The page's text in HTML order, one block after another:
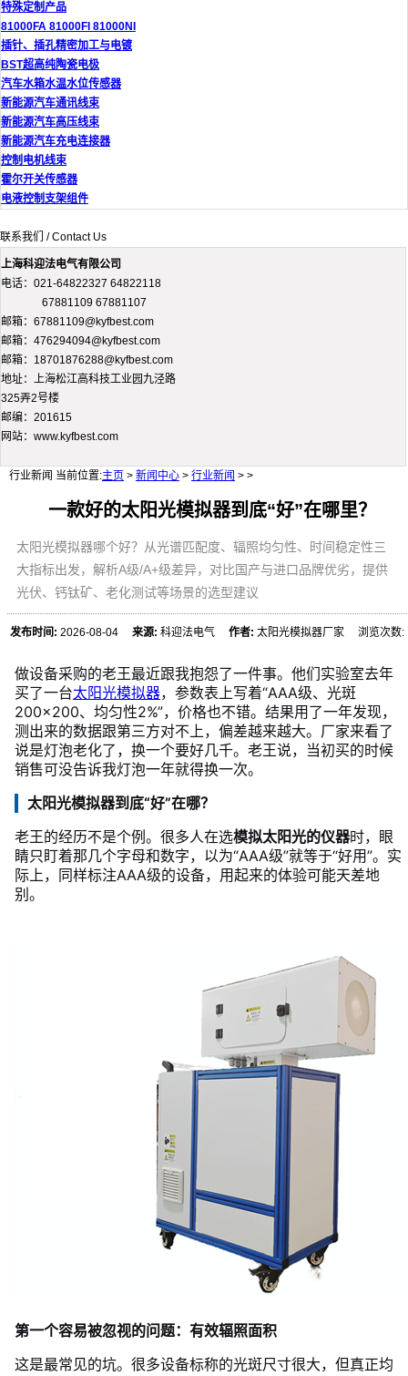
特殊定制产品
81000FA 81000FI 81000NI
插针、插孔精密加工与电镀
BST超高纯陶瓷电极
汽车水箱水温水位传感器
新能源汽车通讯线束
新能源汽车高压线束
新能源汽车充电连接器
控制电机线束
霍尔开关传感器
电液控制支架组件
联系我们 / Contact Us
上海科迎法电气有限公司
电话：021-64822327 64822118
67881109 67881107
邮箱：67881109@kyfbest.com
邮箱：476294094@kyfbest.com
邮箱：18701876288@kyfbest.com
地址：上海松江高科技工业园九泾路
325弄2号楼
邮编：201615
网站：www.kyfbest.com
行业新闻 当前位置:主页 > 新闻中心 > 行业新闻 > >
一款好的太阳光模拟器到底“好”在哪里？
太阳光模拟器哪个好？从光谱匹配度、辐照均匀性、时间稳定性三
大指标出发，解析A级/A+级差异，对比国产与进口品牌优劣，提供
光伏、钙钛矿、老化测试等场景的选型建议
发布时间: 2026-08-04来源: 科迎法电气作者: 太阳光模拟器厂家 浏览次数:
做设备采购的老王最近跟我抱怨了一件事。他们实验室去年
买了一台太阳光模拟器，参数表上写着“AAA级、光斑
200×200、均匀性2%”，价格也不错。结果用了一年发现，
测出来的数据跟第三方对不上，偏差越来越大。厂家来看了
说是灯泡老化了，换一个要好几千。老王说，当初买的时候
销售可没告诉我灯泡一年就得换一次。
太阳光模拟器到底“好”在哪？
老王的经历不是个例。很多人在选模拟太阳光的仪器时，眼
睛只盯着那几个字母和数字，以为“AAA级”就等于“好用”。实
际上，同样标注AAA级的设备，用起来的体验可能天差地
别。
第一个容易被忽视的问题：有效辐照面积
这是最常见的坑。很多设备标称的光斑尺寸很大，但真正均